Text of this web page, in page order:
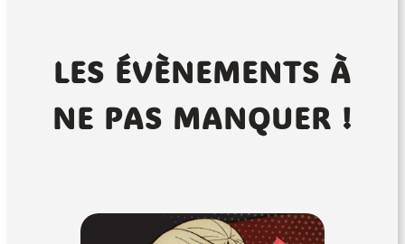
LES ÉVÈNEMENTS À
NE PAS MANQUER !